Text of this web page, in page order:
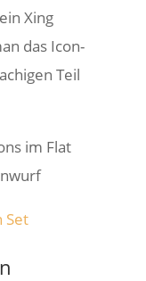
Xing
das Icon-
Teil
Set